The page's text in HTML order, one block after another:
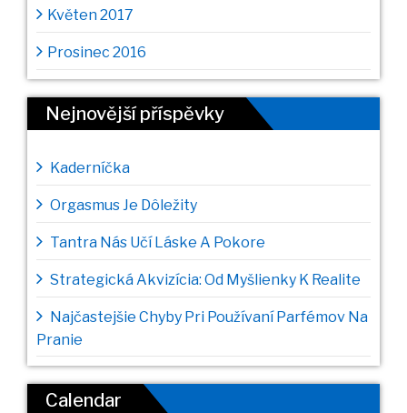
Květen 2017
Prosinec 2016
Nejnovější příspěvky
Kaderníčka
Orgasmus Je Dôležity
Tantra Nás Učí Láske A Pokore
Strategická Akvizícia: Od Myšlienky K Realite
Najčastejšie Chyby Pri Používaní Parfémov Na
Pranie
Calendar